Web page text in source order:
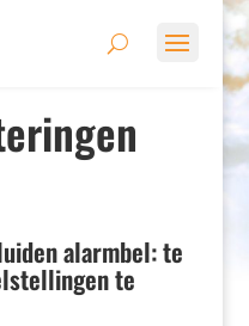
alarmbel: te
te